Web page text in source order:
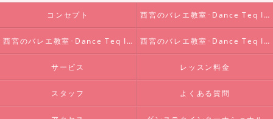
コンセプト 西宮のバレエ教室･Dance Teq Internationalの口コミ情報
西宮のバレエ教室･Dance Teq Internationalの評判 西宮のバレエ教室･Dance Teq Internationalのお客様の声
サービス レッスン料金
スタッフ よくある質問